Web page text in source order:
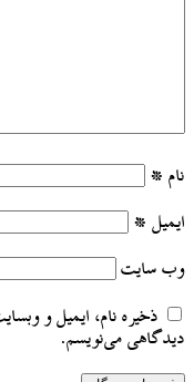
نام *
ایمیل *
وب‌ سایت
ذخیره نام، ایمیل و
دیدگاهی می‌نویسم.